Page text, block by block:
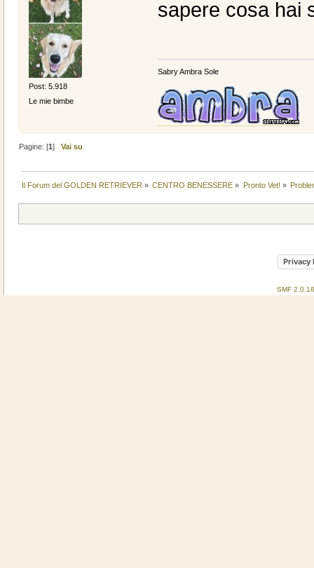
Post: 5.918
Le mie bimbe
sapere cosa hai
Sabry Ambra Sole
Pagine: [1]Vai su
Il Forum del GOLDEN RETRIEVER » CENTRO BENESSERE » Pronto Vet! »
Privacy
SMF 2.0.18